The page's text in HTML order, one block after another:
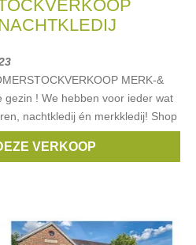
MERK-&
gezin ! We hebben voor ieder wat
nachtkledij én merkkledij! Shop
,Blue Bay,Vingino
VERKOOP